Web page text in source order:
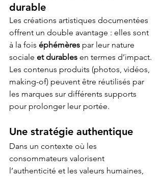
durable
Les créations artistiques documentées
offrent un double avantage : elles sont
à la fois éphémères par leur nature
sociale et durables en termes d’impact.
Les contenus produits (photos, vidéos,
making-of) peuvent être réutilisés par
les marques sur différents supports
pour prolonger leur portée.
Une stratégie authentique
Dans un contexte où les
consommateurs valorisent
l’authenticité et les valeurs humaines,